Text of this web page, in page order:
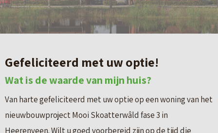
Gefeliciteerd met uw optie!
Wat is de waarde van mijn huis?
Van harte gefeliciteerd met uw optie op een woning van het
nieuwbouwproject Mooi Skoatterwâld fase 3 in
Heerenveen. Wilt u goed voorbereid zijn op de tijd die